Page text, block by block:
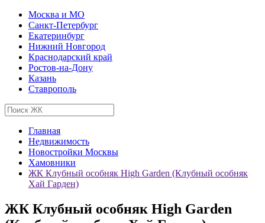
Москва и МО
Санкт-Петербург
Екатеринбург
Нижний Новгород
Краснодарский край
Ростов-на-Дону
Казань
Ставрополь
Главная
Недвижимость
Новостройки Москвы
Хамовники
ЖК Клубный особняк High Garden (Клубный особняк
Хай Гарден)
ЖК Клубный особняк High Garden